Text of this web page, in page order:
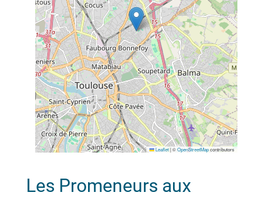
Leaflet |©OpenStreetMapcontributors
Les Promeneurs aux